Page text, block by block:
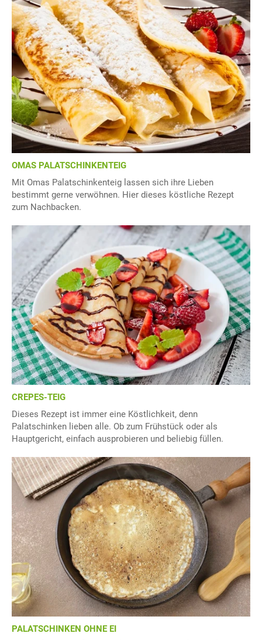
OMAS PALATSCHINKENTEIG
Mit Omas Palatschinkenteig lassen sich ihre Lieben
bestimmt gerne verwöhnen. Hier dieses köstliche Rezept
zum Nachbacken.
CREPES-TEIG
Dieses Rezept ist immer eine Köstlichkeit, denn
Palatschinken lieben alle. Ob zum Frühstück oder als
Hauptgericht, einfach ausprobieren und beliebig füllen.
PALATSCHINKEN OHNE EI